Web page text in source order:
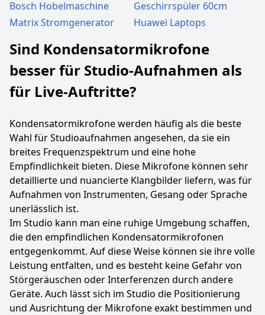
Bosch Hobelmaschine
Geschirrspüler 60cm
Matrix Stromgenerator
Huawei Laptops
Sind Kondensatormikrofone
besser für Studio-Aufnahmen als
für Live-Auftritte?
Kondensatormikrofone werden häufig als die beste
Wahl für Studioaufnahmen angesehen, da sie ein
breites Frequenzspektrum und eine hohe
Empfindlichkeit bieten. Diese Mikrofone können sehr
detaillierte und nuancierte Klangbilder liefern, was für
Aufnahmen von Instrumenten, Gesang oder Sprache
unerlässlich ist.
Im Studio kann man eine ruhige Umgebung schaffen,
die den empfindlichen Kondensatormikrofonen
entgegenkommt. Auf diese Weise können sie ihre volle
Leistung entfalten, und es besteht keine Gefahr von
Störgeräuschen oder Interferenzen durch andere
Geräte. Auch lässt sich im Studio die Positionierung
und Ausrichtung der Mikrofone exakt bestimmen und